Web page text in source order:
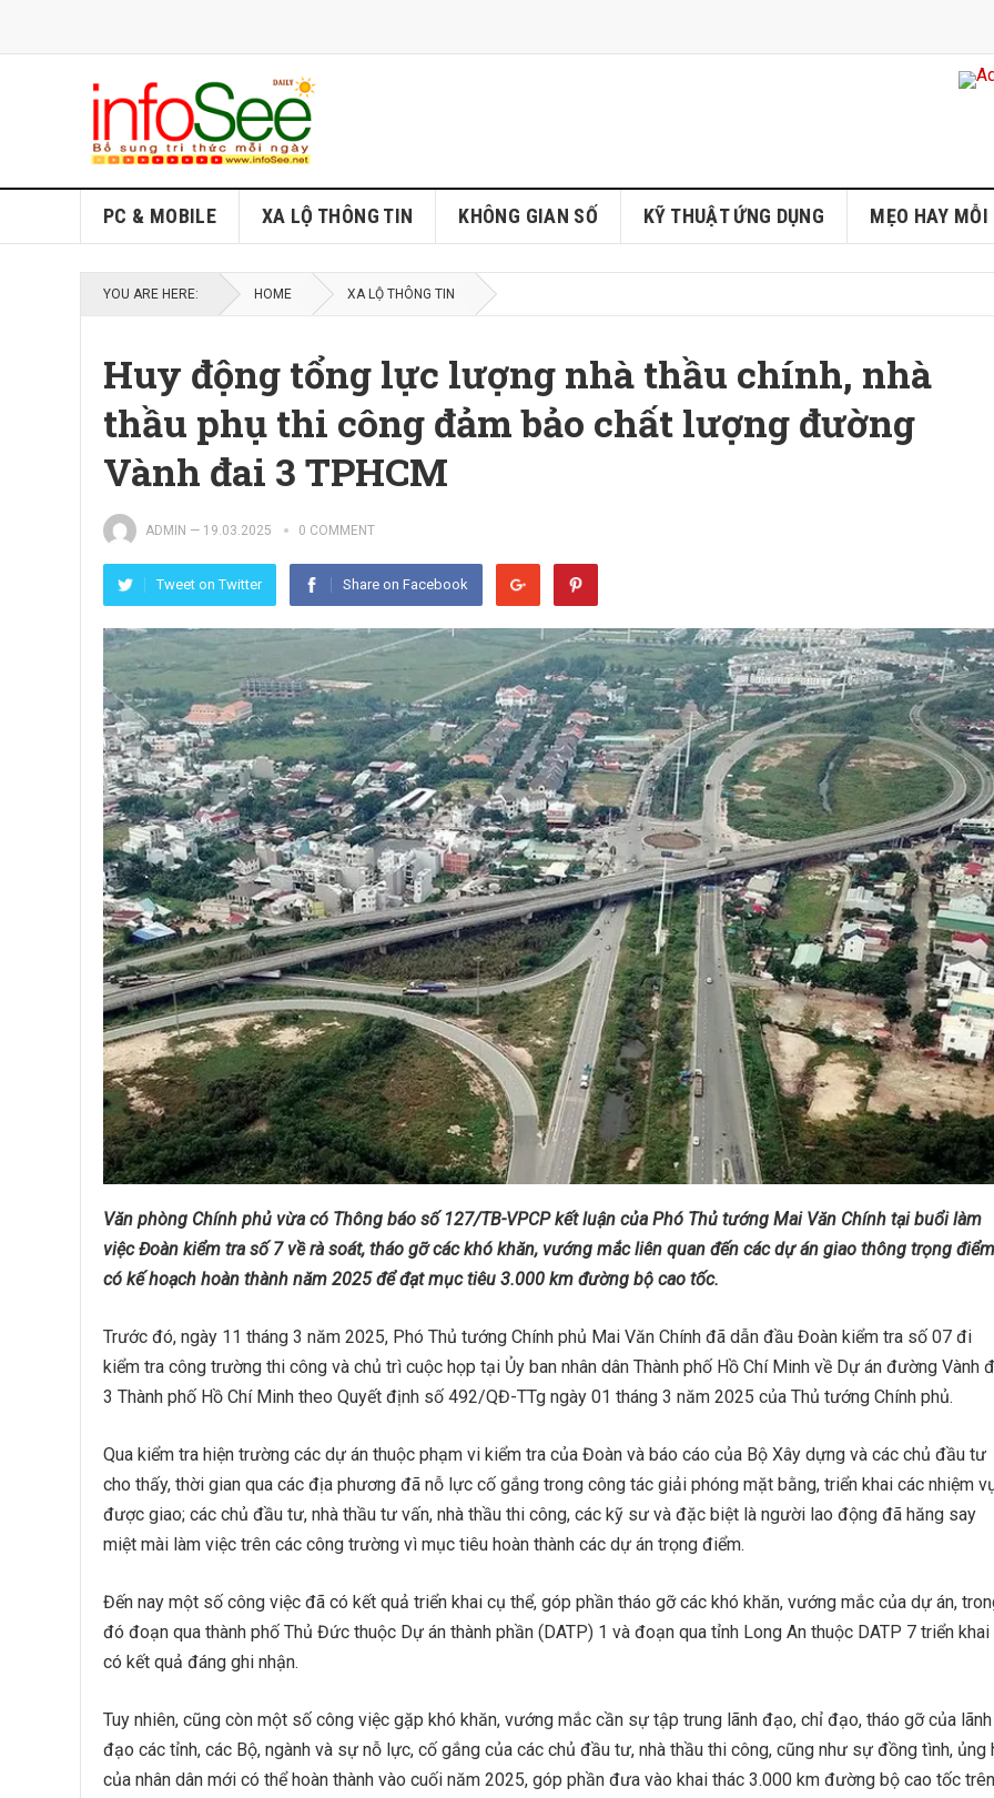
PC & MOBILE XA LỘ THÔNG TIN KHÔNG GIAN SỐ KỸ THUẬT ỨNG DỤNG MẸO HAY MỖI
YOU ARE HERE: HOME XA LỘ THÔNG TIN
Huy động tổng lực lượng nhà thầu chính, nhà
thầu phụ thi công đảm bảo chất lượng đường
Vành đai 3 TPHCM
ADMIN — 19.03.2025 0 COMMENT
Tweet on Twitter Share on Facebook
Văn phòng Chính phủ vừa có Thông báo số 127/TB-VPCP kết luận của Phó Thủ tướng Mai Văn Chính tại buổi làm
việc Đoàn kiểm tra số 7 về rà soát, tháo gỡ các khó khăn, vướng mắc liên quan đến các dự án giao thông trọng điểm
có kế hoạch hoàn thành năm 2025 để đạt mục tiêu 3.000 km đường bộ cao tốc.
Trước đó, ngày 11 tháng 3 năm 2025, Phó Thủ tướng Chính phủ Mai Văn Chính đã dẫn đầu Đoàn kiểm tra số 07 đi
kiểm tra công trường thi công và chủ trì cuộc họp tại Ủy ban nhân dân Thành phố Hồ Chí Minh về Dự án đường Vành
3 Thành phố Hồ Chí Minh theo Quyết định số 492/QĐ-TTg ngày 01 tháng 3 năm 2025 của Thủ tướng Chính phủ.
Qua kiểm tra hiện trường các dự án thuộc phạm vi kiểm tra của Đoàn và báo cáo của Bộ Xây dựng và các chủ đầu tư
cho thấy, thời gian qua các địa phương đã nỗ lực cố gắng trong công tác giải phóng mặt bằng, triển khai các nhiệm
được giao; các chủ đầu tư, nhà thầu tư vấn, nhà thầu thi công, các kỹ sư và đặc biệt là người lao động đã hăng say
miệt mài làm việc trên các công trường vì mục tiêu hoàn thành các dự án trọng điểm.
Đến nay một số công việc đã có kết quả triển khai cụ thể, góp phần tháo gỡ các khó khăn, vướng mắc của dự án,
đó đoạn qua thành phố Thủ Đức thuộc Dự án thành phần (DATP) 1 và đoạn qua tỉnh Long An thuộc DATP 7 triển khai
có kết quả đáng ghi nhận.
Tuy nhiên, cũng còn một số công việc gặp khó khăn, vướng mắc cần sự tập trung lãnh đạo, chỉ đạo, tháo gỡ của lãnh
đạo các tỉnh, các Bộ, ngành và sự nỗ lực, cố gắng của các chủ đầu tư, nhà thầu thi công, cũng như sự đồng tình, ủng
của nhân dân mới có thể hoàn thành vào cuối năm 2025, góp phần đưa vào khai thác 3.000 km đường bộ cao tốc trên